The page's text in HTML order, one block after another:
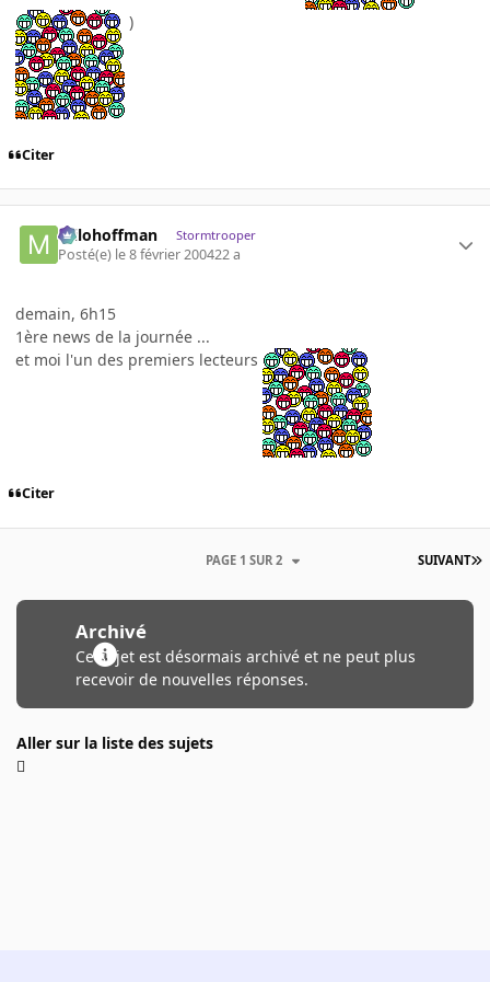
)
Citer
milohoffman Stormtrooper
Posté(e) le 8 février 200422 a
demain, 6h15
1ère news de la journée ...
et moi l'un des premiers lecteurs
Citer
SUIVANT
PAGE 1 SUR 2
Archivé
Ce sujet est désormais archivé et ne peut plus
recevoir de nouvelles réponses.
Aller sur la liste des sujets